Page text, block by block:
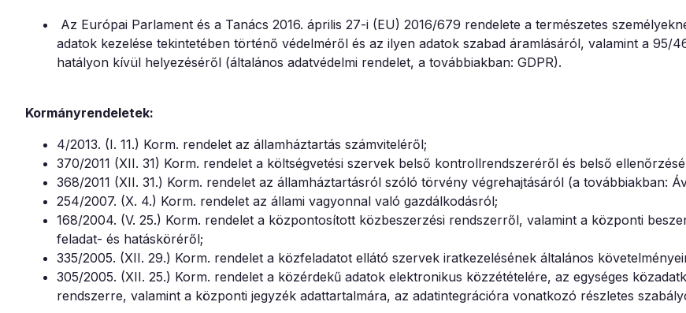
Az Európai Parlament és a Tanács 2016. április 27-i (EU) 2016/679 rendelete a természetes
adatok kezelése tekintetében történő védelméről és az ilyen adatok szabad áramlásáról, valamint a 95/
hatályon kívül helyezéséről (általános adatvédelmi rendelet, a továbbiakban: GDPR).
Kormányrendeletek:
4/2013. (I. 11.) Korm. rendelet az államháztartás számviteléről;
370/2011 (XII. 31) Korm. rendelet a költségvetési szervek belső kontrollrendszeréről és belső
368/2011 (XII. 31.) Korm. rendelet az államháztartásról szóló törvény végrehajtásáról (a továbbiakban:
254/2007. (X. 4.) Korm. rendelet az állami vagyonnal való gazdálkodásról;
168/2004. (V. 25.) Korm. rendelet a központosított közbeszerzési rendszerről, valamint a központi
feladat- és hatásköréről;
335/2005. (XII. 29.) Korm. rendelet a közfeladatot ellátó szervek iratkezelésének általános
305/2005. (XII. 25.) Korm. rendelet a közérdekű adatok elektronikus közzétételére, az egységes
rendszerre, valamint a központi jegyzék adattartalmára, az adatintegrációra vonatkozó részletes